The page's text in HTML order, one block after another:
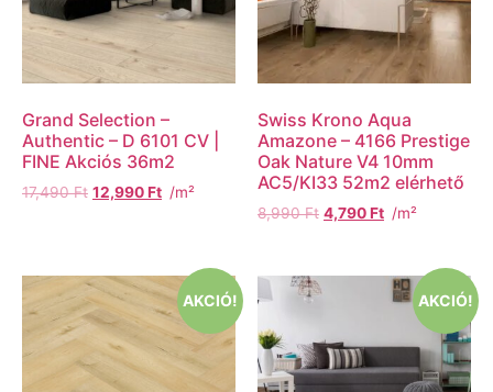
Grand Selection –
Authentic – D 6101 CV |
FINE Akciós 36m2
17,490Ft 12,990Ft /m²
Swiss Krono Aqua
Amazone – 4166 Prestige
Oak Nature V4 10mm
AC5/KI33 52m2 elérhető
8,990Ft 4,790Ft /m²
AKCIÓ! AKCIÓ!